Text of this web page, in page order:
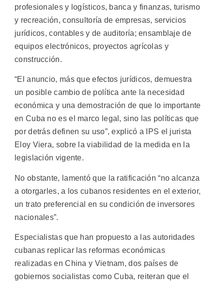
profesionales y logísticos, banca y finanzas, turismo
y recreación, consultoría de empresas, servicios
jurídicos, contables y de auditoría; ensamblaje de
equipos electrónicos, proyectos agrícolas y
construcción.
“El anuncio, más que efectos jurídicos, demuestra
un posible cambio de política ante la necesidad
económica y una demostración de que lo importante
en Cuba no es el marco legal, sino las políticas que
por detrás definen su uso”, explicó a IPS el jurista
Eloy Viera, sobre la viabilidad de la medida en la
legislación vigente.
No obstante, lamentó que la ratificación “no alcanza
a otorgarles, a los cubanos residentes en el exterior,
un trato preferencial en su condición de inversores
nacionales”.
Especialistas que han propuesto a las autoridades
cubanas replicar las reformas económicas
realizadas en China y Vietnam, dos países de
gobiernos socialistas como Cuba, reiteran que el